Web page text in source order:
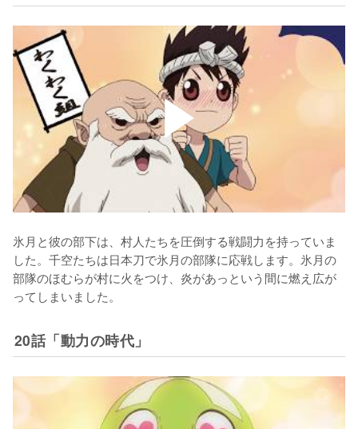
氷月と彼の部下は、村人たちを圧倒する戦闘力を持っていま
した。千空たちは日本刀で氷月の部隊に応戦します。氷月の
部隊のほむらが村に火をつけ、炎があっという間に燃え広が
ってしまいました。
20話「動力の時代」